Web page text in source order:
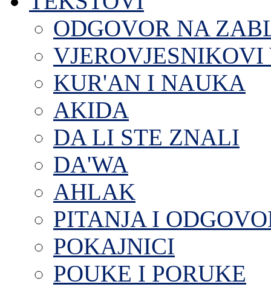
ODGOVOR NA
VJEROVJESNIKOVI
KUR'AN I NAUKA
AKIDA
DA LI STE ZNALI
DA'WA
AHLAK
PITANJA I
POKAJNICI
POUKE I PORUKE